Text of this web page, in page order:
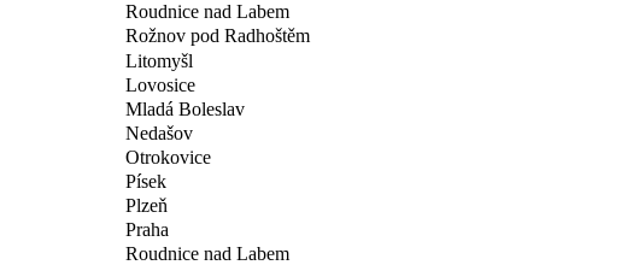
Roudnice nad Labem
Rožnov pod Radhoštěm
Litomyšl
Lovosice
Mladá Boleslav
Nedašov
Otrokovice
Písek
Plzeň
Praha
Roudnice nad Labem